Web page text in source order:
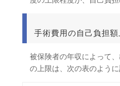
手術費用の自己負担額
被保険者の年収によって
の上限は、次の表のように